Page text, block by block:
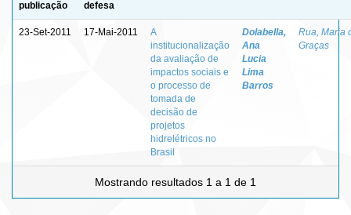
publicação
defesa
23-Set-2011 17-Mai-2011
A
institucionalização
da avaliação de
impactos sociais e
o processo de
tomada de
decisão de
projetos
hidrelétricos no
Brasil
Dolabella,
Ana
Lucia
Lima
Barros
Rua, Maria
Graças
Mostrando resultados 1 a 1 de 1